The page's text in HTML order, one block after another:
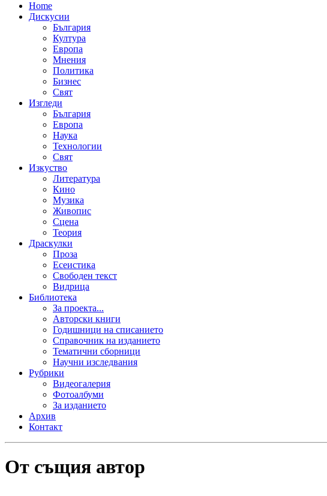
Home
Дискусии
България
Култура
Европа
Мнения
Политика
Бизнес
Свят
Изгледи
България
Европа
Наука
Технологии
Свят
Изкуство
Литература
Кино
Музика
Живопис
Сцена
Теория
Драскулки
Проза
Есеистика
Свободен текст
Видрица
Библиотека
За проекта...
Авторски книги
Годишници на списанието
Справочник на изданието
Тематични сборници
Научни изследвания
Рубрики
Видеогалерия
Фотоалбуми
За изданието
Архив
Контакт
От същия автор